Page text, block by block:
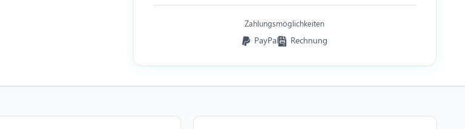
Zahlungsmöglichkeiten
PayPal Rechnung